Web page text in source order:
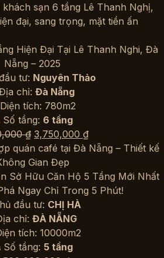
gốc
là:
hiện
tại
3,750,000 ₫.
Hiện Đại Tại Lê Thanh Nghi, Đà
Nẵng – 2025
tư: Nguyên Thảo
chỉ: Đà Nẵng
Diện tích: 780m2
Số tầng: 6 tầng
₫ Giá
gốc
là:
3,800,000 ₫.
3,750,000 ₫Giá
hiện
là:
3,750,000 ₫.
Sở Hữu Căn Hộ 5 Tầng Mới Nhất
Ngay Chỉ Trong 5 Phút!
đầu tư: CHỊ HÀ
chỉ: ĐÀ NẴNG
tích: 10000m2
Số tầng: 5 tầng